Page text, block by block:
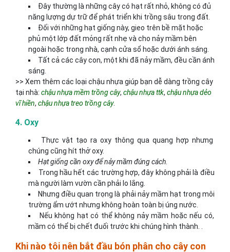
Đây thường là những cây có hạt rất nhỏ, không có đủ
năng lượng dự trữ để phát triển khi trồng sâu trong đất.
Đối với những hạt giống này, gieo trên bề mặt hoặc
phủ một lớp đất mỏng rất nhẹ và cho nảy mầm bên
ngoài hoặc trong nhà, cạnh cửa sổ hoặc dưới ánh sáng.
Tất cả các cây con, một khi đã nảy mầm, đều cần ánh
sáng.
>> Xem thêm các loại chậu nhựa giúp bạn dễ dàng trồng cây
tại nhà: chậu nhựa mềm trồng cây, chậu nhựa ttk, chậu nhựa dẻo
vĩ hiền, chậu nhựa treo trồng cây.
4. Oxy
Thực vật tạo ra oxy thông qua quang hợp nhưng
chúng cũng hít thở oxy.
Hạt giống cần oxy để nảy mầm đúng cách
Trong hầu hết các trường hợp, đây không phải là điều
mà người làm vườn cần phải lo lắng.
Nhưng điều quan trọng là phải nảy mầm hạt trong môi
trường ẩm ướt nhưng không hoàn toàn bị úng nước.
Nếu không hạt có thể không nảy mầm hoặc nếu có,
mầm có thể bị chết đuối trước khi chúng hình thành. .
Khi nào tôi nên bắt đầu bón phân cho cây con